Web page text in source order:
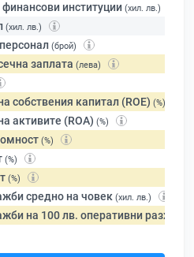
институции (хил. лв.)
(хил. лв.)
(брой)
заплата (лева)
собствения капитал (ROE) (%)
активите (ROA) (%)
(%)
(%)
(%)
средно на човек (хил. лв.)
на 100 лв. оперативни разходи